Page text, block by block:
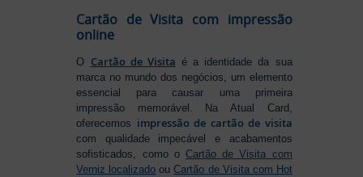
Cartão de Visita com impressão
online
O Cartão de Visita é a identidade da sua
marca no mundo dos negócios, um elemento
essencial para causar uma primeira
impressão memorável. Na Atual Card,
oferecemos impressão de cartão de visita
com qualidade impecável e acabamentos
sofisticados, como o Cartão de Visita com
Verniz localizado ouCartão de Visita com Hot